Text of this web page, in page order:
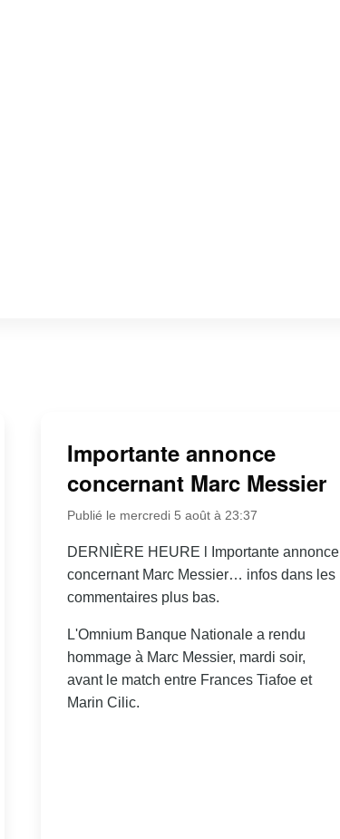
Importante annonce
concernant Marc Messier
Publié le mercredi 5 août à 23:37
DERNIÈRE HEURE l Importante annonce
concernant Marc Messier… infos dans les
commentaires plus bas.
L'Omnium Banque Nationale a rendu
hommage à Marc Messier, mardi soir,
avant le match entre Frances Tiafoe et
Marin Cilic.